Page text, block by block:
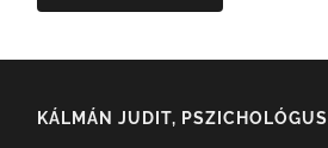
KÁLMÁN JUDIT, PSZICHOLÓGUS